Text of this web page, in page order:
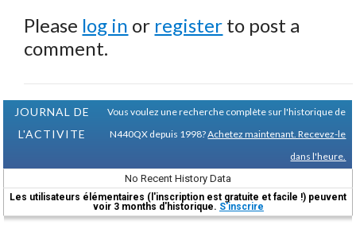
Please log in or register to post a
comment.
JOURNAL DE
L'ACTIVITE
Vous voulez une recherche complète sur l'historique de
N440QX depuis 1998?Achetez maintenant. Recevez-le
dans l'heure.
No Recent History Data
Les utilisateurs élémentaires (l'inscription est gratuite et facile !) peuvent
voir 3 months d'historique. S'inscrire